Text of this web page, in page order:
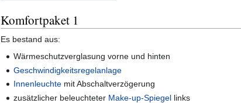
Komfortpaket 1
Es bestand aus:
Wärmeschutzverglasung vorne und hinten
Geschwindigkeitsregelanlage
Innenleuchte mit Abschaltverzögerung
zusätzlicher beleuchteter Make-up-Spiegel links